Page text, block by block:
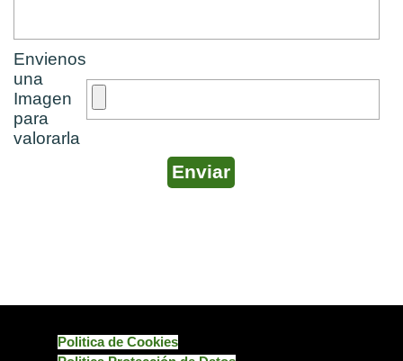
Envienos
una
Imagen
para
valorarla
Politica de Cookies